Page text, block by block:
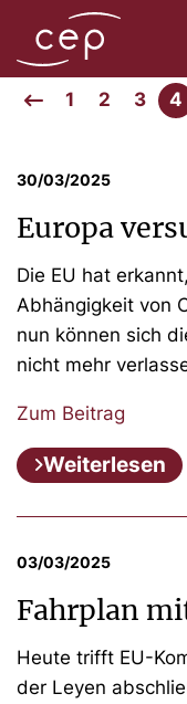
1 2 3 4
30/03/2025
Europa
Die EU hat
Abhängigkeit von
nun können sich
nicht mehr
Zum Beitrag
Weiterlesen
03/03/2025
Fahrplan
Heute trifft EU-
der Leyen